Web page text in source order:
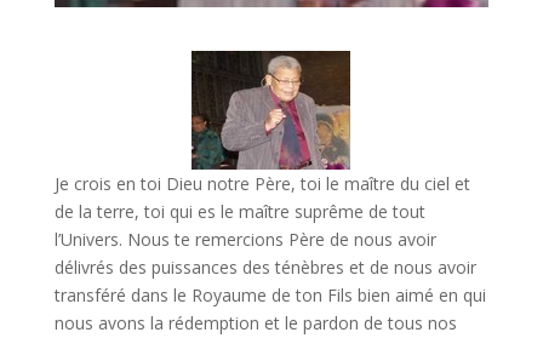
Je crois en toi Dieu notre Père, toi le maître du ciel et
de la terre, toi qui es le maître suprême de tout
l’Univers. Nous te remercions Père de nous avoir
délivrés des puissances des ténèbres et de nous avoir
transféré dans le Royaume de ton Fils bien aimé en qui
nous avons la rédemption et le pardon de tous nos